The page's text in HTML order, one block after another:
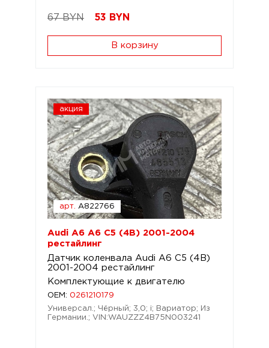
67 BYN 53 BYN
В корзину
акция
арт. A822766
Audi A6 A6 C5 (4B) 2001-2004
рестайлинг
Датчик коленвала Audi A6 C5 (4B)
2001-2004 рестайлинг
Комплектующие к двигателю
OEM: 0261210179
Универсал.; Чёрный; 3,0; i; Вариатор; Из
Германии.; VIN:WAUZZZ4B75N003241